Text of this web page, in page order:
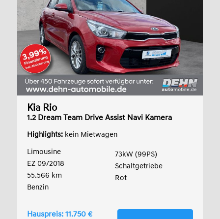
Kia Rio
1.2 Dream Team Drive Assist Navi Kamera
Highlights: kein Mietwagen
Limousine
EZ 09/2018
55.566 km
Benzin
73kW (99PS)
Schaltgetriebe
Rot
Hauspreis: 11.750 €